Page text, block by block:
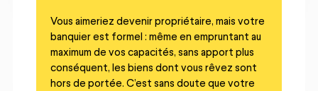
Vous aimeriez devenir propriétaire, mais votre
banquier est formel : même en empruntant au
maximum de vos capacités, sans apport plus
conséquent, les biens dont vous rêvez sont
hors de portée. C’est sans doute que votre